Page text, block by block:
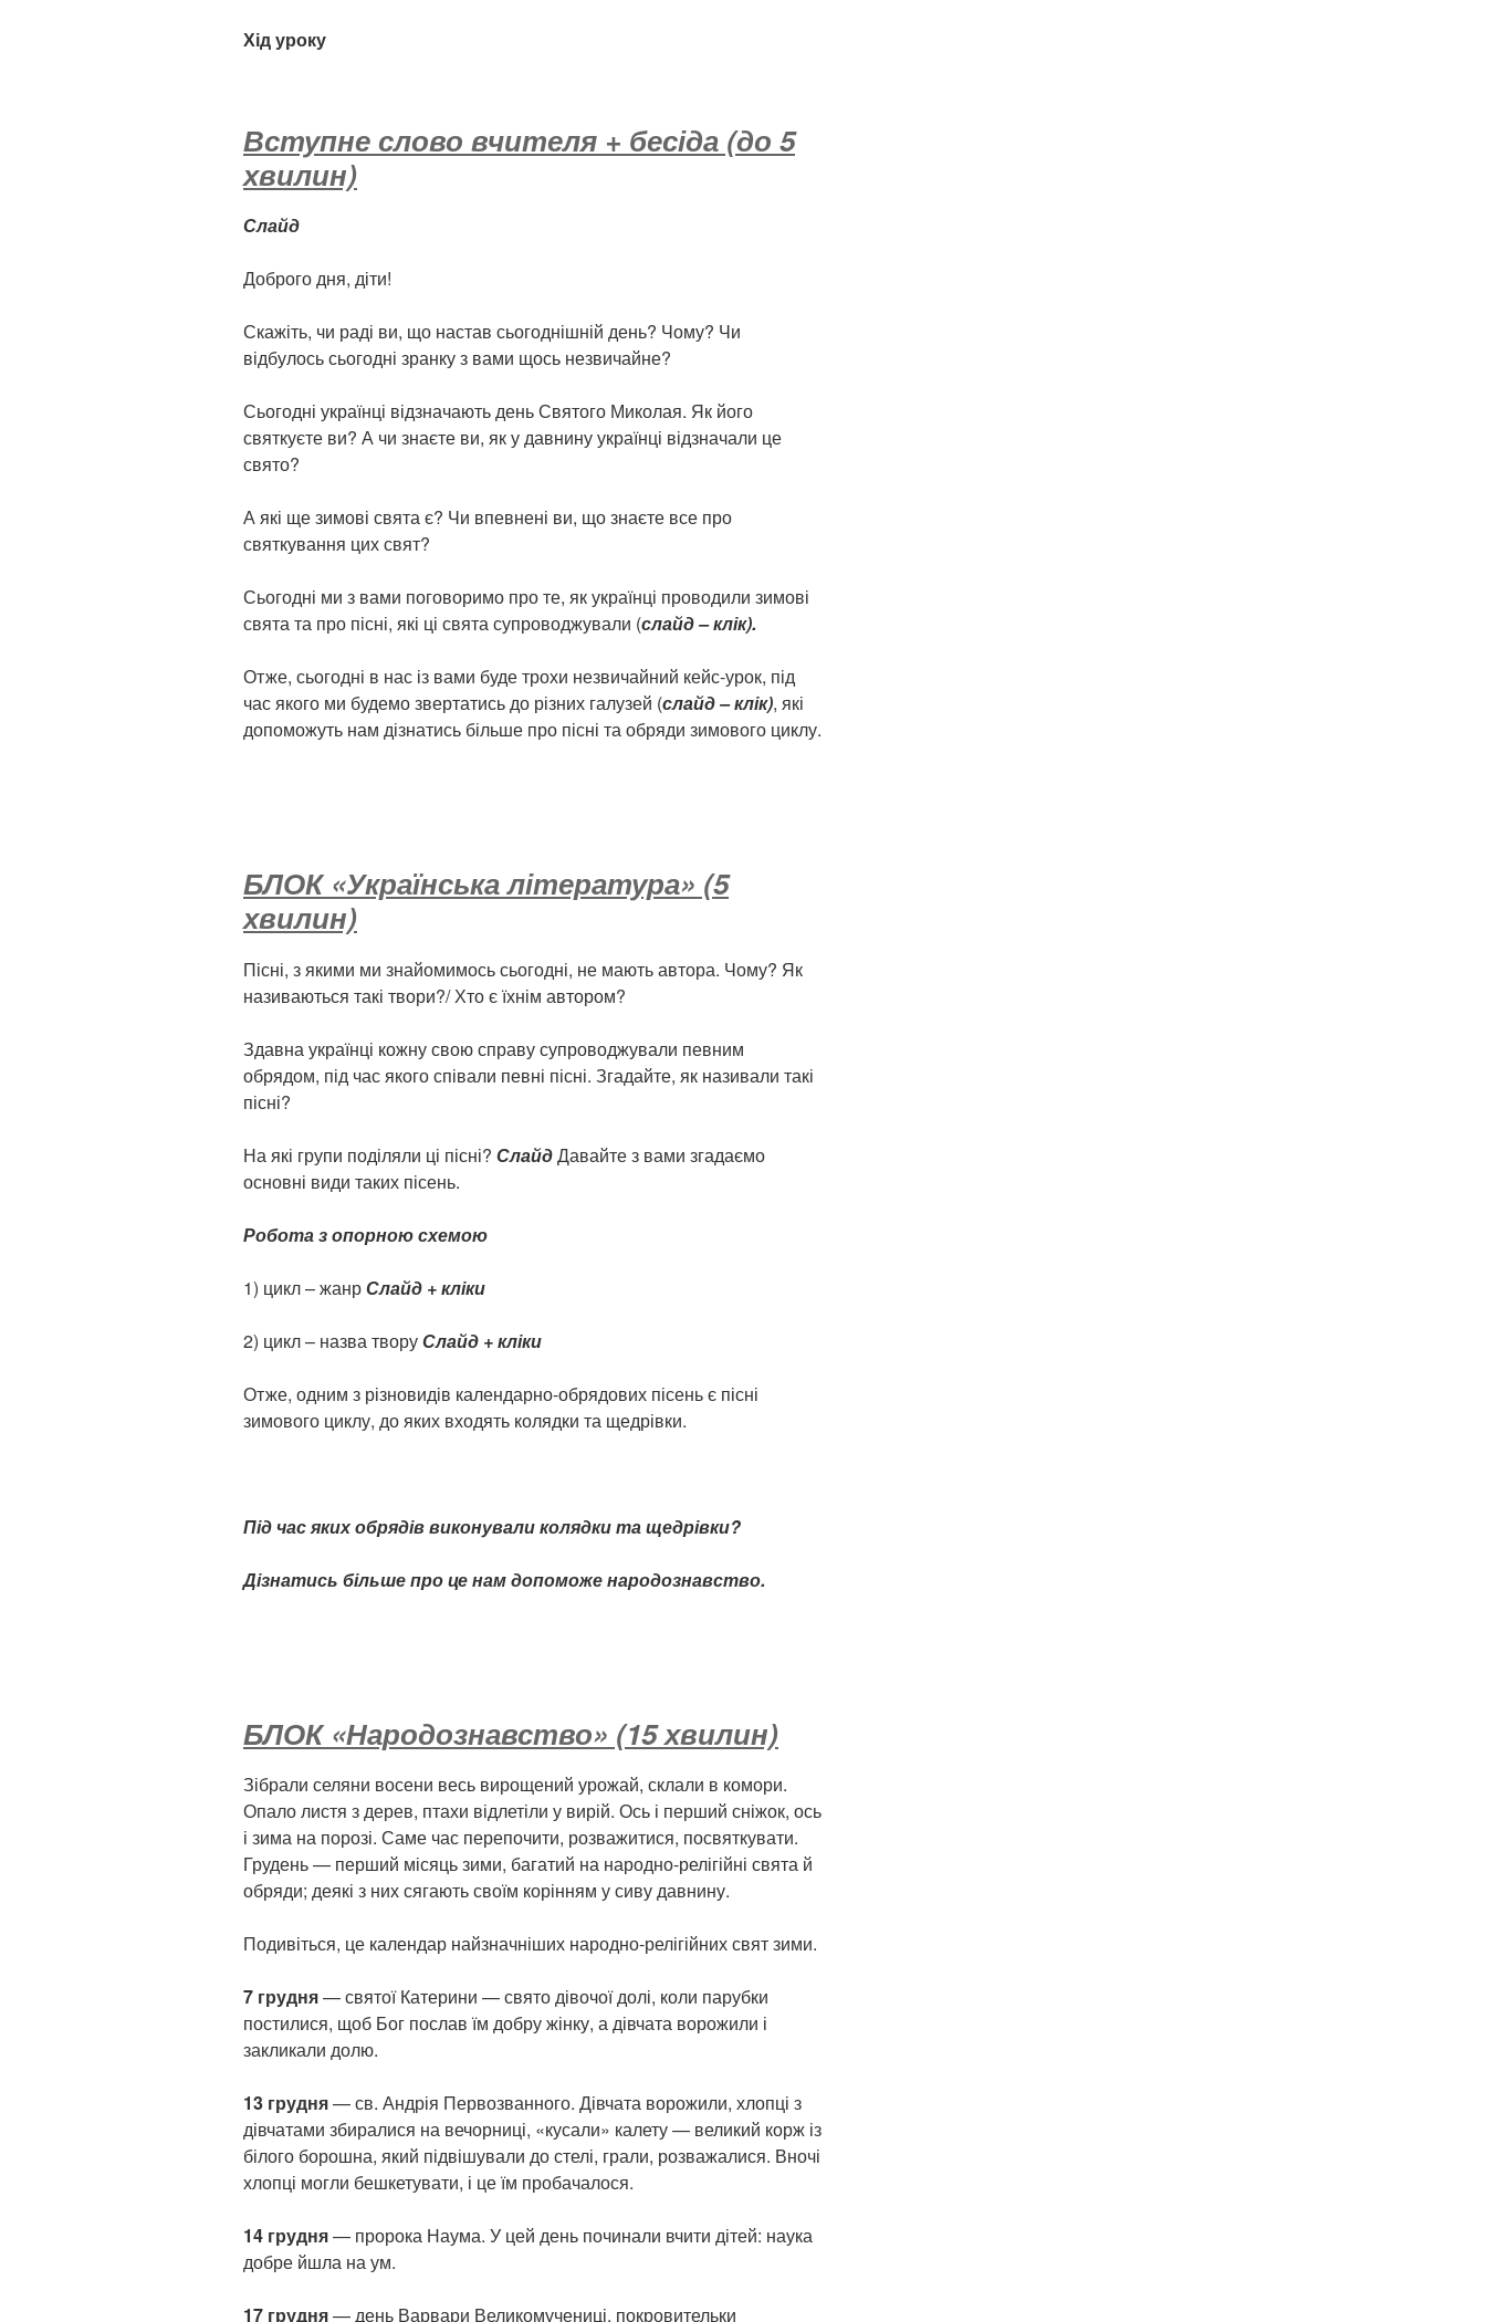
Хід уроку
Вступне слово вчителя + бесіда (до 5
хвилин)
Слайд
Доброго дня, діти!
Скажіть, чи раді ви, що настав сьогоднішній день? Чому? Чи
відбулось сьогодні зранку з вами щось незвичайне?
Сьогодні українці відзначають день Святого Миколая. Як його
святкуєте ви? А чи знаєте ви, як у давнину українці відзначали це
свято?
А які ще зимові свята є? Чи впевнені ви, що знаєте все про
святкування цих свят?
Сьогодні ми з вами поговоримо про те, як українці проводили зимові
свята та про пісні, які ці свята супроводжували (слайд – клік).
Отже, сьогодні в нас із вами буде трохи незвичайний кейс-урок, під
час якого ми будемо звертатись до різних галузей (слайд – клік), які
допоможуть нам дізнатись більше про пісні та обряди зимового циклу.
БЛОК «Українська література» (5
хвилин)
Пісні, з якими ми знайомимось сьогодні, не мають автора. Чому? Як
називаються такі твори?/ Хто є їхнім автором?
Здавна українці кожну свою справу супроводжували певним
обрядом, під час якого співали певні пісні. Згадайте, як називали такі
пісні?
На які групи поділяли ці пісні? СлайдДавайте з вами згадаємо
основні види таких пісень.
Робота з опорною схемою
1) цикл – жанрСлайд + кліки
2) цикл – назва творуСлайд + кліки
Отже, одним з різновидів календарно-обрядових пісень є пісні
зимового циклу, до яких входять колядки та щедрівки.
Під час яких обрядів виконували колядки та щедрівки?
Дізнатись більше про це нам допоможе народознавство.
БЛОК «Народознавство» (15 хвилин)
Зібрали селяни восени весь вирощений урожай, склали в комори.
Опало листя з дерев, птахи відлетіли у вирій. Ось і перший сніжок, ось
і зима на порозі. Саме час перепочити, розважитися, посвяткувати.
Грудень — перший місяць зими, багатий на народно-релігійні свята й
обряди; деякі з них сягають своїм корінням у сиву давнину.
Подивіться, це календар найзначніших народно-релігійних свят зими.
7 грудня— святої Катерини — свято дівочої долі, коли парубки
постилися, щоб Бог послав їм добру жінку, а дівчата ворожили і
закликали долю.
13 грудня— св. Андрія Первозванного. Дівчата ворожили, хлопці з
дівчатами збиралися на вечорниці, «кусали» калету — великий корж із
білого борошна, який підвішували до стелі, грали, розважалися. Вночі
хлопці могли бешкетувати, і це їм пробачалося.
14 грудня— пророка Наума. У цей день починали вчити дітей: наука
добре йшла на ум.
17 грудня— день Варвари Великомучениці, покровительки